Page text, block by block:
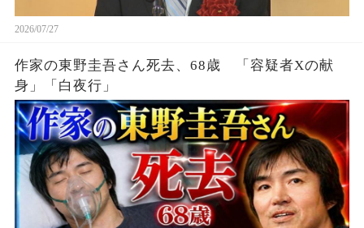
2026/07/27
作家の東野圭吾さん死去、68歳 「容疑者Xの献
身」「白夜行」